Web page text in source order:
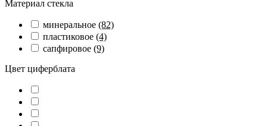
Материал стекла
минеральное (82)
пластиковое (4)
сапфировое (9)
Цвет циферблата